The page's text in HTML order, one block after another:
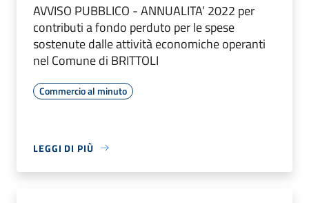
AVVISO PUBBLICO - ANNUALITA’ 2022 per
contributi a fondo perduto per le spese
sostenute dalle attività economiche operanti
nel Comune di BRITTOLI
Commercio al minuto
LEGGI DI PIÙ